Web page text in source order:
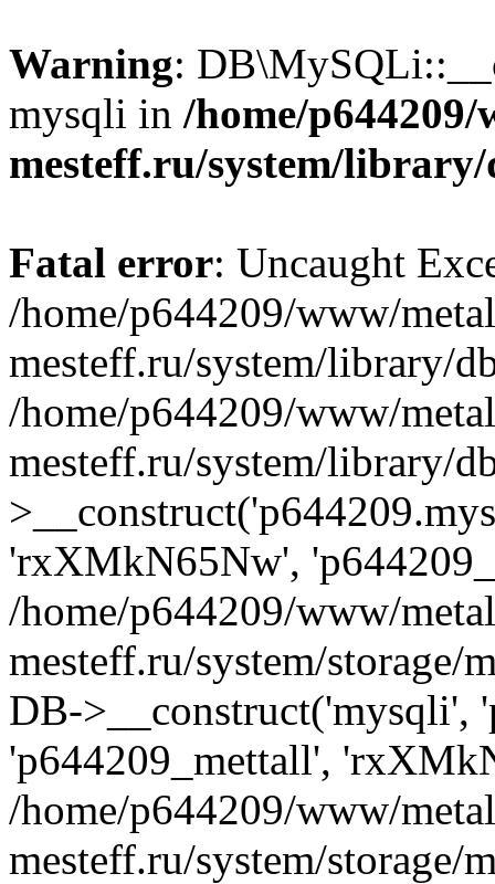
Warning:
mysqli in /home/
mesteff.ru/system/
Fatal error: Uncaught
/home/p644209/www/
mesteff.ru/system/library/
/home/p644209/www/
mesteff.ru/system/library/
'rxXMkN65Nw',
/home/p644209/www/
mesteff.ru/system/
DB->__construct('mysqli',
'p644209_mettall',
/home/p644209/www/
mesteff.ru/system/